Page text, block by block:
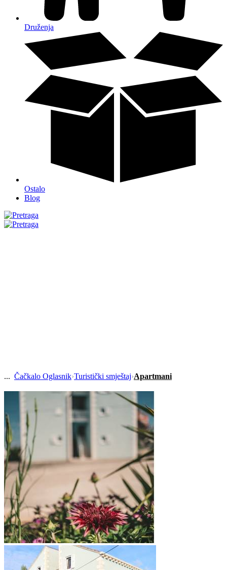
Druženja
Ostalo
Blog
Čačkalo Oglasnik›Turistički smještaj›Apartmani